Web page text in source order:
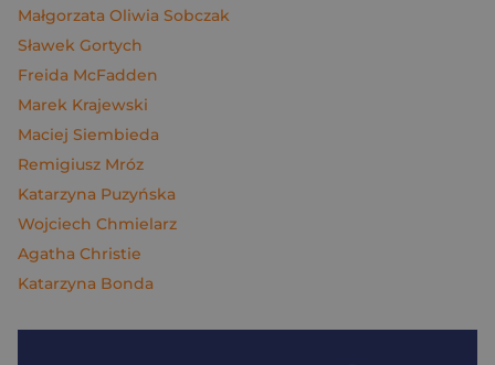
Małgorzata Oliwia Sobczak
Sławek Gortych
Freida McFadden
Marek Krajewski
Maciej Siembieda
Remigiusz Mróz
Katarzyna Puzyńska
Wojciech Chmielarz
Agatha Christie
Katarzyna Bonda